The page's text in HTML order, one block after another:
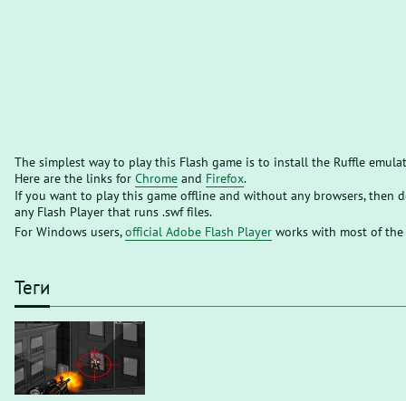
The simplest way to play this Flash game is to install the Ruffle
Here are the links for Chrome and Firefox.
If you want to play this game offline and without any browsers, then
any Flash Player that runs .swf files.
For Windows users,official Adobe Flash Player works with most of the
Теги